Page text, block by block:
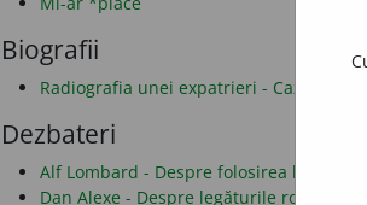
Biografii
Radiografia unei expatrieri - Cazul
Dezbateri
Alf Lombard - Despre folosirea literelor î
Dan Alexe - Despre legăturile românei